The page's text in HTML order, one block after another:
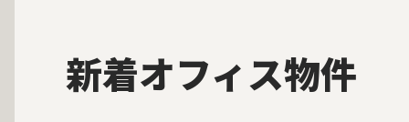
新着オフィス物件